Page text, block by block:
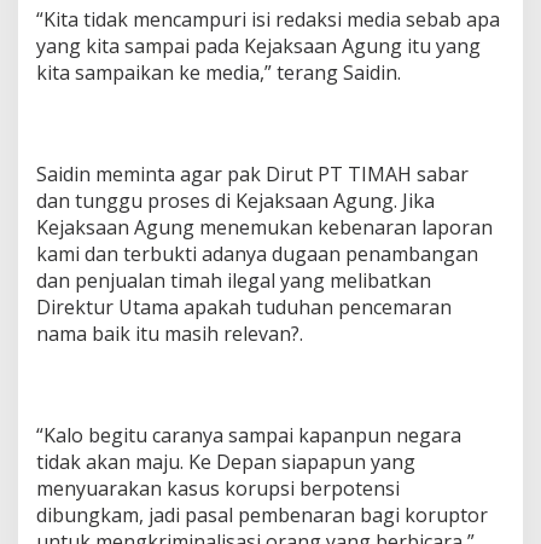
“Kita tidak mencampuri isi redaksi media sebab apa
yang kita sampai pada Kejaksaan Agung itu yang
kita sampaikan ke media,” terang Saidin.
Saidin meminta agar pak Dirut PT TIMAH sabar
dan tunggu proses di Kejaksaan Agung. Jika
Kejaksaan Agung menemukan kebenaran laporan
kami dan terbukti adanya dugaan penambangan
dan penjualan timah ilegal yang melibatkan
Direktur Utama apakah tuduhan pencemaran
nama baik itu masih relevan?.
“Kalo begitu caranya sampai kapanpun negara
tidak akan maju. Ke Depan siapapun yang
menyuarakan kasus korupsi berpotensi
dibungkam, jadi pasal pembenaran bagi koruptor